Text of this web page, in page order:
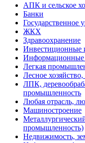
АПК и сельское
Банки
Государственное
ЖКХ
Здравоохранение
Инвестиционные
Информационные
Легкая
Лесное
ЛПК,
промышленность
Любая отрасль,
Машиностроение
промышленность)
Недвижимость,